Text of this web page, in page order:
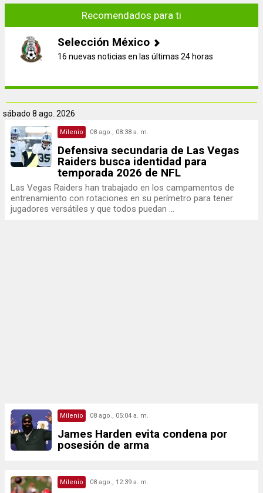
Recomendados para ti
Selección México
16 nuevas noticias en las últimas 24 horas
sábado 8 ago. 2026
Milenio 08 ago., 08:38 a. m.
Defensiva secundaria de Las Vegas
Raiders busca identidad para
temporada 2026 de NFL
Las Vegas Raiders han trabajado en los campamentos de
entrenamiento con rotaciones en su perímetro para tener
jugadores versátiles y que todos puedan ...
Milenio 08 ago., 05:04 a. m.
James Harden evita condena por
posesión de arma
Milenio 08 ago., 12:39 a. m.